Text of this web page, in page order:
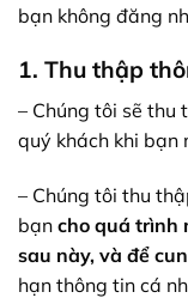
bạn không đăng
1. Thu thập
– Chúng tôi sẽ thu
quý khách khi bạn
– Chúng tôi thu
bạn cho quá trình
sau này, và để
hạn thông tin cá